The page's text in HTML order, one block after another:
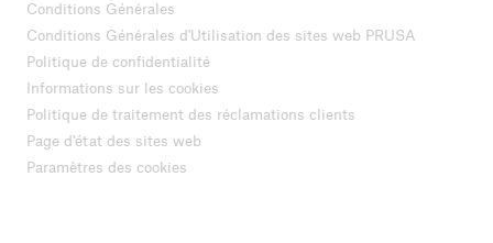
Conditions Générales
Conditions Générales d'Utilisation des sites web PRUSA
Politique de confidentialité
Informations sur les cookies
Politique de traitement des réclamations clients
Page d'état des sites web
Paramètres des cookies